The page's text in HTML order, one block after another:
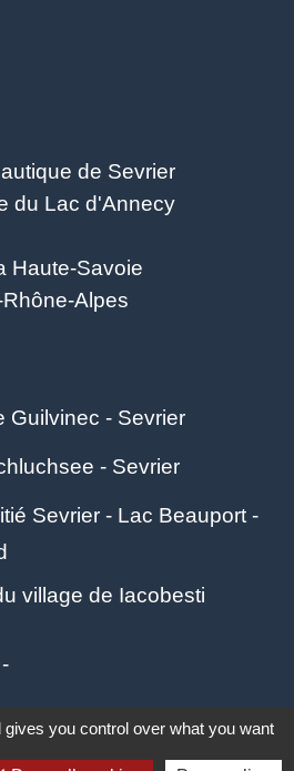
de Sevrier
du Lac d'Annecy
Haute-Savoie
Alpes
Guilvinec - Sevrier
- Sevrier
Sevrier - Lac Beauport -
village de Iacobesti
-
you control over what you want